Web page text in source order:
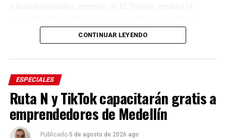
flores. Por esta razón abrimos nuestra celebración de la
Feria de las Flores con ‘Colombia, país de las aves’, una
propósito: diseñar espacios que nos enseñen sobre
nuestras riquezas naturales para enamorarnos de ellas y
aportar a su conservación», afirmó la vocera, quien
invitó a antioqueños y visitantes a disfrutar de
exhibiciones, talleres, música, gastronomía y artesanías
CONTINUAR LEYENDO
ESPECIALES
Ruta N y TikTok capacitarán gratis a
emprendedores de Medellín
Publicado 5 de agosto de 2026 ago